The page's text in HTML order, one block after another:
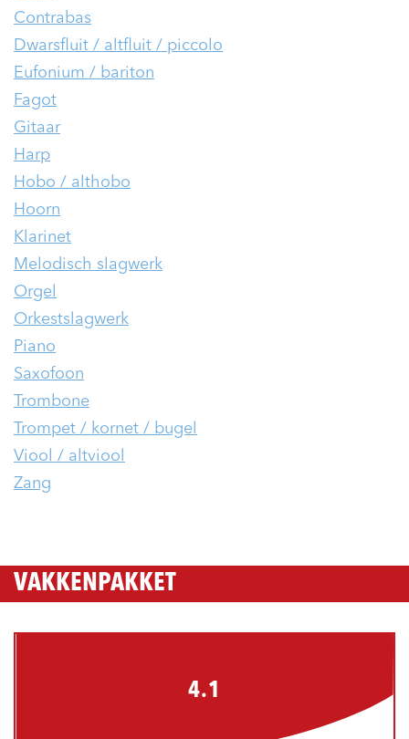
Contrabas
Dwarsfluit / altfluit / piccolo
Eufonium / bariton
Fagot
Gitaar
Harp
Hobo / althobo
Hoorn
Klarinet
Melodisch slagwerk
Orgel
Orkestslagwerk
Piano
Saxofoon
Trombone
Trompet / kornet / bugel
Viool / altviool
Zang
VAKKENPAKKET
4.1